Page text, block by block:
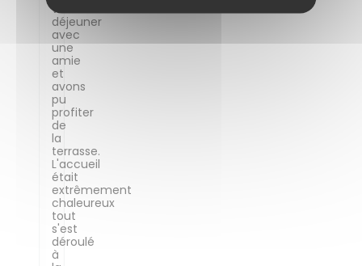
venus
déjeuner
avec
une
amie
et
avons
pu
profiter
de
la
terrasse.
L'accueil
était
extrêmement
chaleureux
tout
s'est
déroulé
à